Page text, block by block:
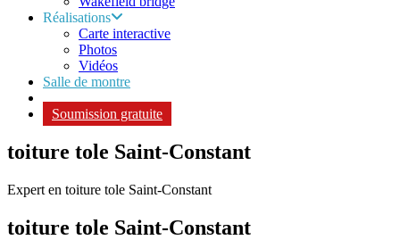
Réalisations
Carte interactive
Photos
Vidéos
Salle de montre
Soumission gratuite
toiture tole Saint-Constant
Expert en toiture tole Saint-Constant
toiture tole Saint-Constant